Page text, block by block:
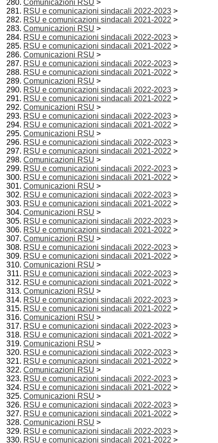
Comunicazioni RSU >
RSU e comunicazioni sindacali 2022-2023 >
RSU e comunicazioni sindacali 2021-2022 >
Comunicazioni RSU >
RSU e comunicazioni sindacali 2022-2023 >
RSU e comunicazioni sindacali 2021-2022 >
Comunicazioni RSU >
RSU e comunicazioni sindacali 2022-2023 >
RSU e comunicazioni sindacali 2021-2022 >
Comunicazioni RSU >
RSU e comunicazioni sindacali 2022-2023 >
RSU e comunicazioni sindacali 2021-2022 >
Comunicazioni RSU >
RSU e comunicazioni sindacali 2022-2023 >
RSU e comunicazioni sindacali 2021-2022 >
Comunicazioni RSU >
RSU e comunicazioni sindacali 2022-2023 >
RSU e comunicazioni sindacali 2021-2022 >
Comunicazioni RSU >
RSU e comunicazioni sindacali 2022-2023 >
RSU e comunicazioni sindacali 2021-2022 >
Comunicazioni RSU >
RSU e comunicazioni sindacali 2022-2023 >
RSU e comunicazioni sindacali 2021-2022 >
Comunicazioni RSU >
RSU e comunicazioni sindacali 2022-2023 >
RSU e comunicazioni sindacali 2021-2022 >
Comunicazioni RSU >
RSU e comunicazioni sindacali 2022-2023 >
RSU e comunicazioni sindacali 2021-2022 >
Comunicazioni RSU >
RSU e comunicazioni sindacali 2022-2023 >
RSU e comunicazioni sindacali 2021-2022 >
Comunicazioni RSU >
RSU e comunicazioni sindacali 2022-2023 >
RSU e comunicazioni sindacali 2021-2022 >
Comunicazioni RSU >
RSU e comunicazioni sindacali 2022-2023 >
RSU e comunicazioni sindacali 2021-2022 >
Comunicazioni RSU >
RSU e comunicazioni sindacali 2022-2023 >
RSU e comunicazioni sindacali 2021-2022 >
Comunicazioni RSU >
RSU e comunicazioni sindacali 2022-2023 >
RSU e comunicazioni sindacali 2021-2022 >
Comunicazioni RSU >
RSU e comunicazioni sindacali 2022-2023 >
RSU e comunicazioni sindacali 2021-2022 >
Comunicazioni RSU >
RSU e comunicazioni sindacali 2022-2023 >
RSU e comunicazioni sindacali 2021-2022 >